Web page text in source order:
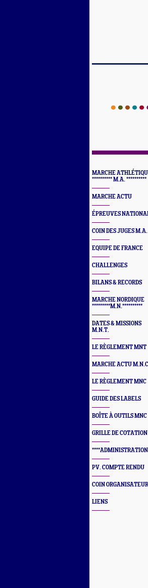
MARCHE
********** M.A. **********
MARCHE ACTU
ÉPREUVES
COIN DES JUGES M.A.
EQUIPE DE FRANCE
CHALLENGES
BILANS & RECORDS
MARCHE NORDIQUE
*********M.N.**********
DATES & MISSIONS
M.N.T.
LE RÈGLEMENT MNT
MARCHE ACTU
LE RÈGLEMENT MNC
GUIDE DES LABELS
BOÎTE À OUTILS MNC
GRILLE DE COTATION
PV. COMPTE RENDU
COIN
LIENS